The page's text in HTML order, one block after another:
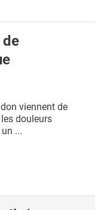
de
viennent de
douleurs
...